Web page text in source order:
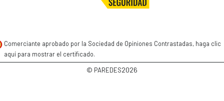
Comerciante aprobado por la Sociedad de Opiniones Contrastadas, haga clic
aquí para mostrar el certificado.
© PAREDES2026